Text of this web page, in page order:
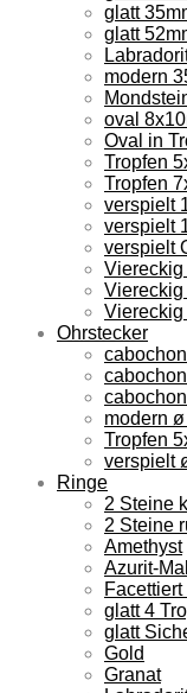
glatt
glatt
modern
oval
Oval in
Tropfen
Tropfen
verspielt
verspielt
verspielt
Viereckig
Ohrstecker
modern
Tropfen
verspielt
Ringe
2 Steine
2 Steine
Amethyst
Azurit-
Facettiert
glatt 4
glatt
Gold
Granat